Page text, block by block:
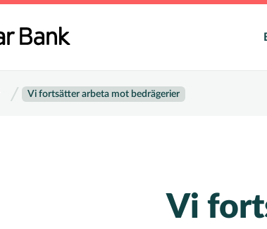
Vi fortsätter arbeta mot bedrägerier
Vi